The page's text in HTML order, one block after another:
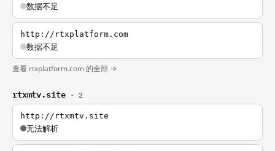
数据不足
http://rtxplatform.com
数据不足
查看 rtxplatform.com 的全部 →
rtxmtv.site · 2
http://rtxmtv.site
无法解析